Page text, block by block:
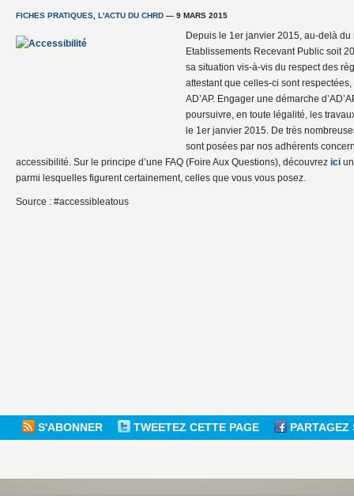
FICHES PRATIQUES L'ACTU DU CHRD — 9 MARS 2015
Depuis le 1er janvier 2015, au-delà
Etablissements Recevant Public soit
sa situation vis-à-vis du respect des
attestant que celles-ci sont
AD’AP. Engager une démarche
poursuivre, en toute légalité, les
le 1er janvier 2015. De très
sont posées par nos adhérents
accessibilité. Sur le principe d’une FAQ (Foire Aux Questions), découvrez ici
parmi lesquelles figurent certainement, celles que vous vous posez.
Source : #accessibleatous
S'ABONNER TWEETEZ CETTE PAGE PARTAGEZ